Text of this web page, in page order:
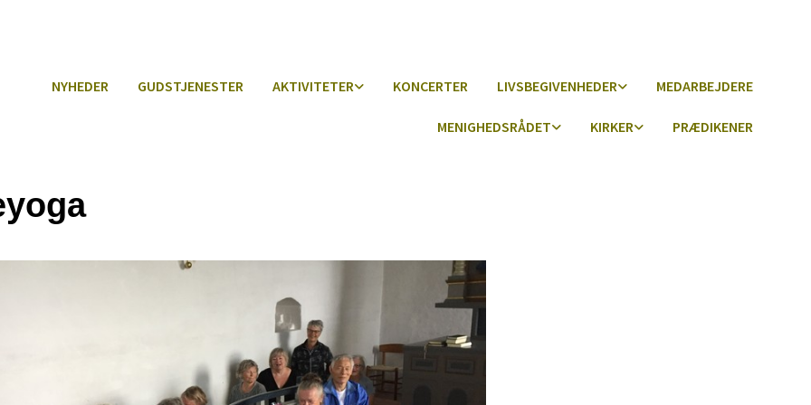
NYHEDER GUDSTJENESTER AKTIVITETER KONCERTER LIVSBEGIVENHEDER MEDARBEJDERE
MENIGHEDSRÅDET KIRKER PRÆDIKENER